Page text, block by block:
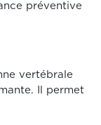
préventive
vertébrale
Il permet